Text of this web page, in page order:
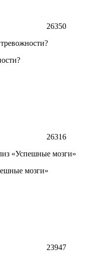
26350
26316
мозги»
23947